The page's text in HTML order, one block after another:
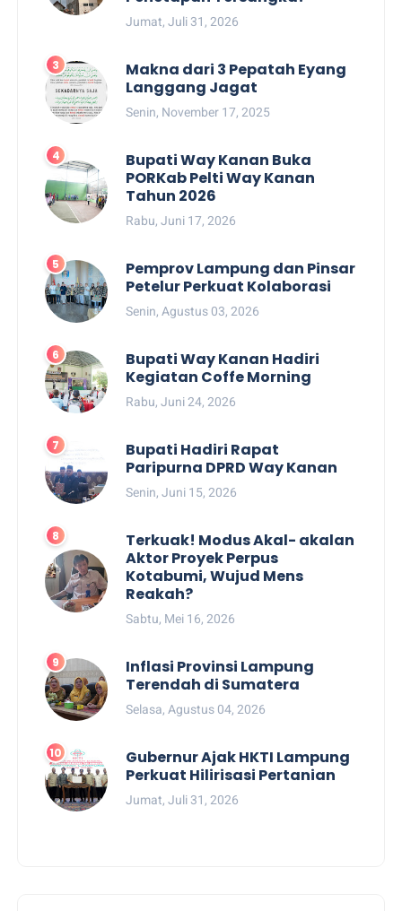
Jumat, Juli 31, 2026
Makna dari 3 Pepatah Eyang
Langgang Jagat
Senin, November 17, 2025
Bupati Way Kanan Buka
PORKab Pelti Way Kanan
Tahun 2026
Rabu, Juni 17, 2026
Pemprov Lampung dan Pinsar
Petelur Perkuat Kolaborasi
Senin, Agustus 03, 2026
Bupati Way Kanan Hadiri
Kegiatan Coffe Morning
Rabu, Juni 24, 2026
Bupati Hadiri Rapat
Paripurna DPRD Way Kanan
Senin, Juni 15, 2026
Terkuak! Modus Akal- akalan
Aktor Proyek Perpus
Kotabumi, Wujud Mens
Reakah?
Sabtu, Mei 16, 2026
Inflasi Provinsi Lampung
Terendah di Sumatera
Selasa, Agustus 04, 2026
Gubernur Ajak HKTI Lampung
Perkuat Hilirisasi Pertanian
Jumat, Juli 31, 2026